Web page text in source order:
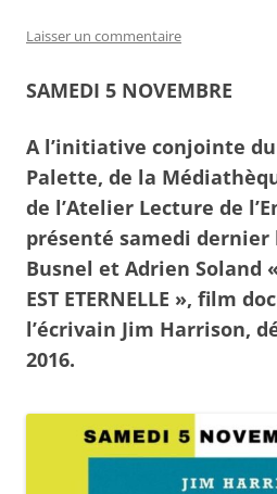
Laisser un commentaire
SAMEDI 5 NOVEMBRE
A l’initiative conjointe
Palette, de la
de l’Atelier Lecture de
présenté samedi dernier
Busnel et Adrien Soland «
EST ETERNELLE », film
l’écrivain Jim Harrison,
2016.